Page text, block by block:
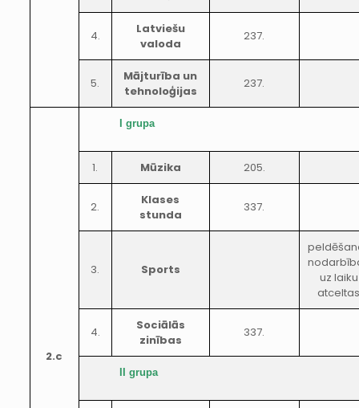
4.
Latviešu
valoda
237.
5.
Mājturība un
tehnoloģijas
237.
2.c
I grupa
1. Mūzika 205.
2.
Klases
stunda
337.
3. Sports
uz laiku
4.
Sociālās
zinības
337.
II grupa